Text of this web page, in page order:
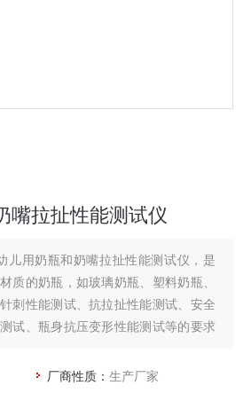
嘴拉扯性能测试仪
儿用奶瓶和奶嘴拉扯性能测试仪，是
质的奶瓶，如玻璃奶瓶、塑料奶瓶、
刺性能测试、抗拉扯性能测试、安全
试、瓶身抗压变形性能测试等的要求
关科研机构。
厂商性质：生产厂家